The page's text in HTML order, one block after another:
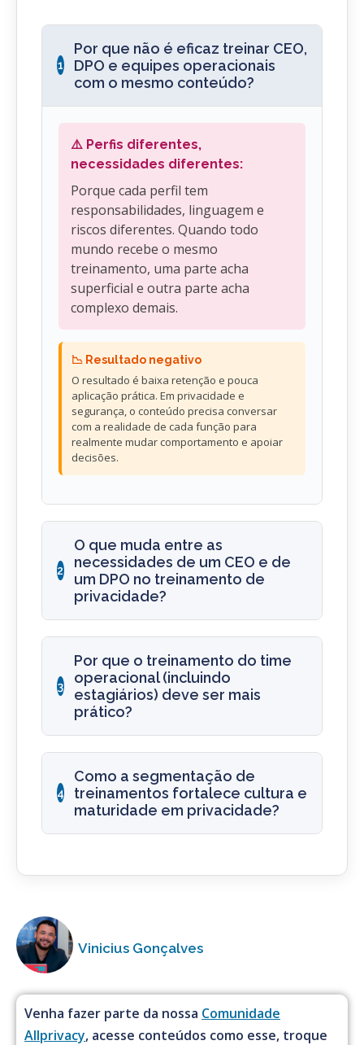
1
Por que não é eficaz treinar CEO,
DPO e equipes operacionais
com o mesmo conteúdo?
⚠️ Perfis diferentes,
necessidades diferentes:
Porque cada perfil tem
responsabilidades, linguagem e
riscos diferentes. Quando todo
mundo recebe o mesmo
treinamento, uma parte acha
superficial e outra parte acha
complexo demais.
📉 Resultado negativo
O resultado é baixa retenção e pouca
aplicação prática. Em privacidade e
segurança, o conteúdo precisa conversar
com a realidade de cada função para
realmente mudar comportamento e apoiar
decisões.
2
O que muda entre as
necessidades de um CEO e de
um DPO no treinamento de
privacidade?
3
Por que o treinamento do time
operacional (incluindo
estagiários) deve ser mais
prático?
4
Como a segmentação de
treinamentos fortalece cultura e
maturidade em privacidade?
Vinicius Gonçalves
Venha fazer parte da nossa Comunidade
Allprivacy, acesse conteúdos como esse, troque